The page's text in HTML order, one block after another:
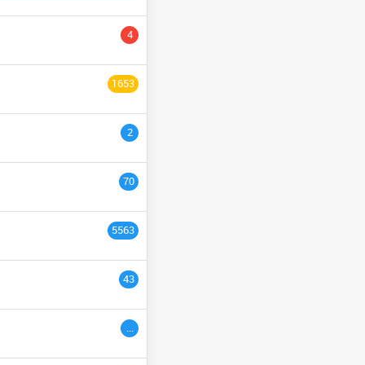
4
1653
السنة
السنة
2
70
5563
43
...
السنة الثانية
années